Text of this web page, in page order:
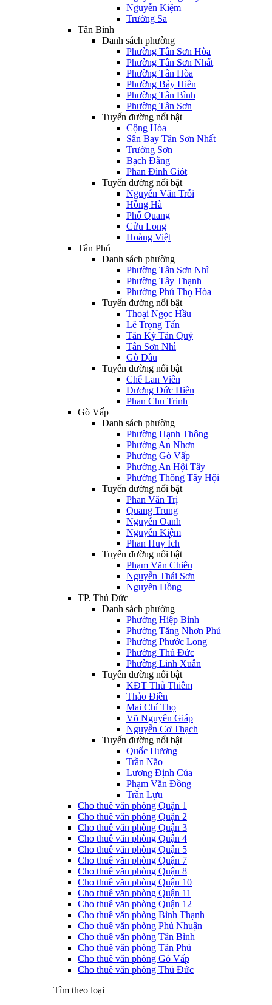
Nguyễn Kiệm
Trường Sa
Tân Bình
Danh sách phường
Phường Tân Sơn Hòa
Phường Tân Sơn Nhất
Phường Tân Hòa
Phường Bảy Hiền
Phường Tân Bình
Phường Tân Sơn
Tuyến đường nổi bật
Cộng Hòa
Sân Bay Tân Sơn Nhất
Trường Sơn
Bạch Đằng
Phan Đình Giót
Tuyến đường nổi bật
Nguyễn Văn Trỗi
Hồng Hà
Phổ Quang
Cửu Long
Hoàng Việt
Tân Phú
Danh sách phường
Phường Tân Sơn Nhì
Phường Tây Thạnh
Phường Phú Thọ Hòa
Tuyến đường nổi bật
Thoại Ngọc Hầu
Lê Trọng Tấn
Tân Kỳ Tân Quý
Tân Sơn Nhì
Gò Dầu
Tuyến đường nổi bật
Chế Lan Viên
Dương Đức Hiền
Phan Chu Trinh
Gò Vấp
Danh sách phường
Phường Hạnh Thông
Phường An Nhơn
Phường Gò Vấp
Phường An Hội Tây
Phường Thông Tây Hội
Tuyến đường nổi bật
Phan Văn Trị
Quang Trung
Nguyễn Oanh
Nguyễn Kiệm
Phan Huy Ích
Tuyến đường nổi bật
Phạm Văn Chiêu
Nguyễn Thái Sơn
Nguyên Hồng
TP. Thủ Đức
Danh sách phường
Phường Hiệp Bình
Phường Tăng Nhơn Phú
Phường Phước Long
Phường Thủ Đức
Phường Linh Xuân
Tuyến đường nổi bật
KĐT Thủ Thiêm
Thảo Điền
Mai Chí Thọ
Võ Nguyên Giáp
Nguyễn Cơ Thạch
Tuyến đường nổi bật
Quốc Hương
Trần Não
Lương Định Của
Phạm Văn Đồng
Trần Lựu
Cho thuê văn phòng Quận 1
Cho thuê văn phòng Quận 2
Cho thuê văn phòng Quận 3
Cho thuê văn phòng Quận 4
Cho thuê văn phòng Quận 5
Cho thuê văn phòng Quận 7
Cho thuê văn phòng Quận 8
Cho thuê văn phòng Quận 10
Cho thuê văn phòng Quận 11
Cho thuê văn phòng Quận 12
Cho thuê văn phòng Bình Thạnh
Cho thuê văn phòng Phú Nhuận
Cho thuê văn phòng Tân Bình
Cho thuê văn phòng Tân Phú
Cho thuê văn phòng Gò Vấp
Cho thuê văn phòng Thủ Đức
Tìm theo loại